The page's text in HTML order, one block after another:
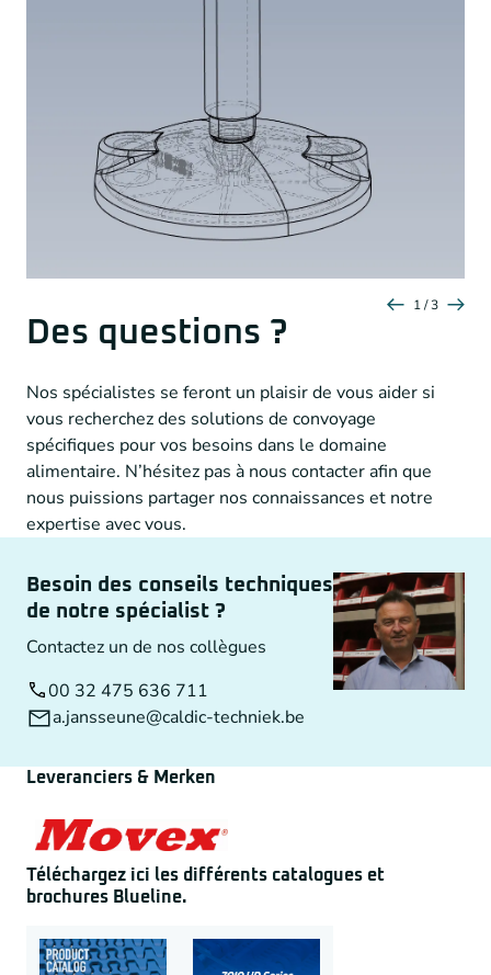
1 / 3
Des questions ?
Nos spécialistes se feront un plaisir de vous aider si
vous recherchez des solutions de convoyage
spécifiques pour vos besoins dans le domaine
alimentaire. N’hésitez pas à nous contacter afin que
nous puissions partager nos connaissances et notre
expertise avec vous.
Besoin des conseils techniques
de notre spécialist ?
Contactez un de nos collègues
00 32 475 636 711
a.jansseune@caldic-techniek.be
Leveranciers & Merken
Téléchargez ici les différents catalogues et
brochures Blueline.